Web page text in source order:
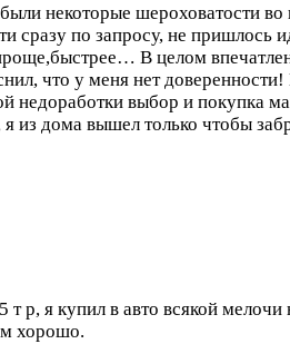
некоторые шероховатости
сразу по запросу, не
В целом
что у меня нет
недоработки выбор и покупка
из дома вышел только чтобы
р, я купил в авто всякой
хорошо.